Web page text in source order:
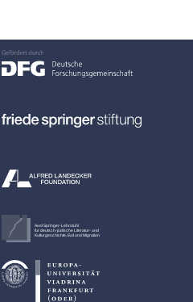
Axel Springer-Lehrstuhl
für deutsch-jüdische Literatur- und
Kulturgeschichte, Exil und Migration